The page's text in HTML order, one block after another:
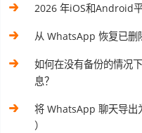
2026 年iOS和Android
从 WhatsApp 恢复已删
如何在没有备份的情况
息？
将 WhatsApp 聊天导出
）